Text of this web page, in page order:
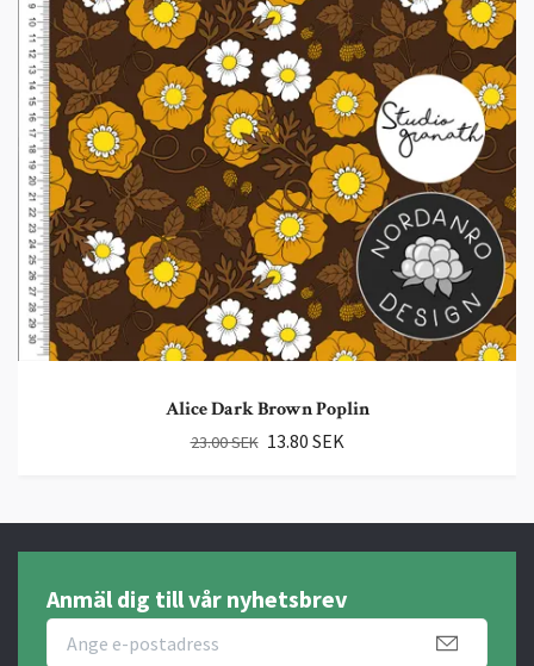
Alice Dark Brown Poplin
23.00 SEK 13.80 SEK
Anmäl dig till vår nyhetsbrev